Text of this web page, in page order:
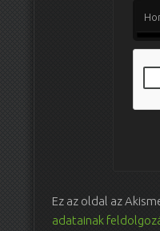
Ez az oldal az
adatainak